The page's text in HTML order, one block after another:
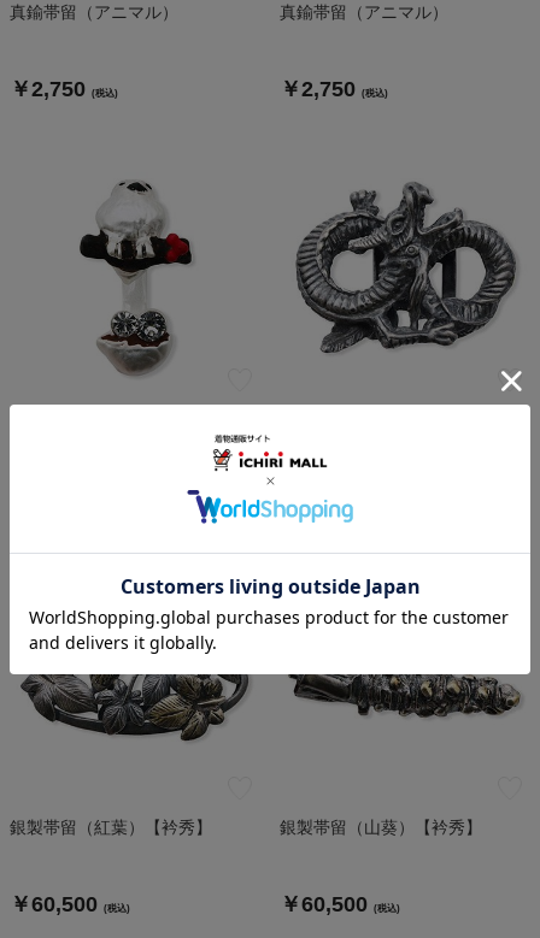
真鍮帯留（アニマル）
￥2,750 (税込)
真鍮帯留（アニマル）
￥2,750 (税込)
￥49,500
銀製帯留（紅葉）【衿秀】
￥60,500 (税込)
銀製帯留（山葵）【衿秀】
￥60,500 (税込)